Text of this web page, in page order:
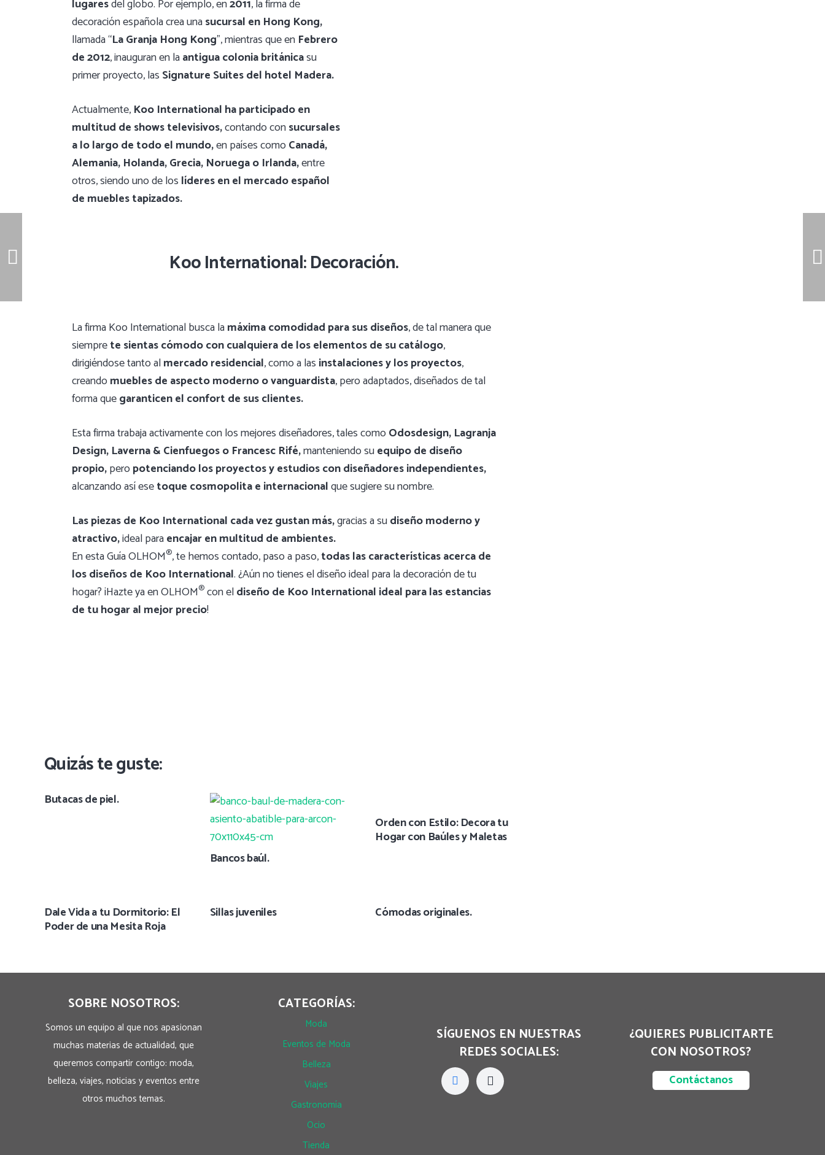
lugaresdel globo. Por ejemplo, en2011, la firma de
decoración española crea unasucursal en Hong Kong,
llamada “La Granja Hong Kong”, mientras que en Febrero
de 2012, inauguran en laantigua colonia británicasu
primer proyecto, las Signature Suites del hotel Madera.
Actualmente, Koo International ha participado en
multitud de shows televisivos,contando consucursales
a lo largo de todo el mundo,en países como Canadá,
Alemania, Holanda, Grecia, Noruega o Irlanda,entre
otros, siendo uno de los líderes en el mercado español
de muebles tapizados.
Koo International: Decoración.
La firma Koo International busca lamáxima comodidad para sus diseños, de tal manera que
siemprete sientas cómodo con cualquiera de los elementos de su catálogo,
dirigiéndose tanto almercado residencial, como a las instalaciones y los proyectos,
creando muebles de aspecto moderno o vanguardista, pero adaptados, diseñados de tal
forma quegaranticen el confort de sus clientes.
Esta firma trabaja activamente con los mejores diseñadores, tales como Odosdesign, Lagranja
Design, Laverna & Cienfuegos o Francesc Rifé,manteniendo suequipo de diseño
propio,pero potenciando los proyectos y estudioscon diseñadores independientes,
alcanzando así esetoque cosmopolita e internacionalque sugiere su nombre.
Las piezas de Koo International cada vez gustan más,gracias a sudiseño moderno y
atractivo,ideal paraencajar en multitud de ambientes.
En esta Guía OLHOM®, te hemos contado, paso a paso,todas las características acerca de
los diseños de Koo International. ¿Aún no tienes el diseño ideal para la decoración de tu
hogar? ¡Hazte ya en OLHOM®con eldiseño de Koo International ideal para las estancias
de tu hogar al mejor precio!
Quizás te guste:
Butacas de piel.
Bancos baúl.
Orden con Estilo: Decora tu
Hogar con Baúles y Maletas
Dale Vida a tu Dormitorio: El
Poder de una Mesita Roja
Sillas juveniles Cómodas originales.
SOBRE NOSOTROS:
Somos un equipo al que nos apasionan
muchas materias de actualidad, que
queremos compartir contigo: moda,
belleza, viajes, noticias y eventos entre
otros muchos temas.
CATEGORÍAS:
Moda
Eventos de Moda
Belleza
Viajes
Gastronomía
Ocio
Tienda
SÍGUENOS EN NUESTRAS
REDES SOCIALES:
¿QUIERES PUBLICITARTE
CON NOSOTROS?
Contáctanos